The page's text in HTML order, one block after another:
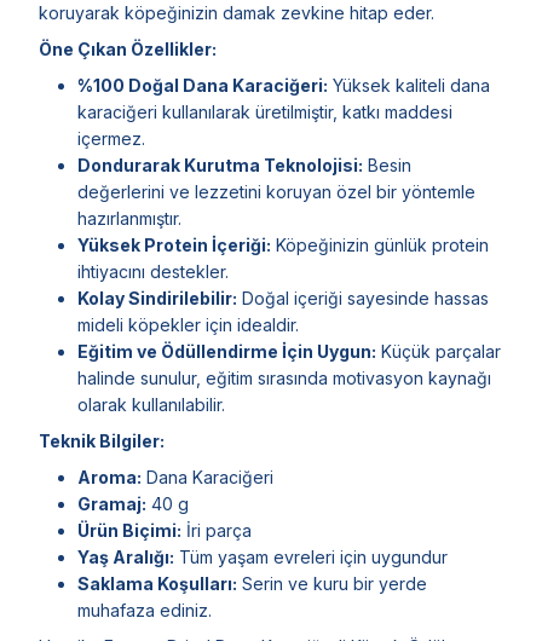
koruyarak köpeğinizin damak zevkine hitap eder.
Öne Çıkan Özellikler:
%100 Doğal Dana Karaciğeri: Yüksek kaliteli dana
karaciğeri kullanılarak üretilmiştir, katkı maddesi
içermez.
Dondurarak Kurutma Teknolojisi: Besin
değerlerini ve lezzetini koruyan özel bir yöntemle
hazırlanmıştır.
Yüksek Protein İçeriği: Köpeğinizin günlük protein
ihtiyacını destekler.
Kolay Sindirilebilir: Doğal içeriği sayesinde hassas
mideli köpekler için idealdir.
Eğitim ve Ödüllendirme İçin Uygun: Küçük parçalar
halinde sunulur, eğitim sırasında motivasyon kaynağı
olarak kullanılabilir.
Teknik Bilgiler:
Aroma: Dana Karaciğeri
Gramaj: 40 g
Ürün Biçimi: İri parça
Yaş Aralığı: Tüm yaşam evreleri için uygundur
Saklama Koşulları: Serin ve kuru bir yerde
muhafaza ediniz.